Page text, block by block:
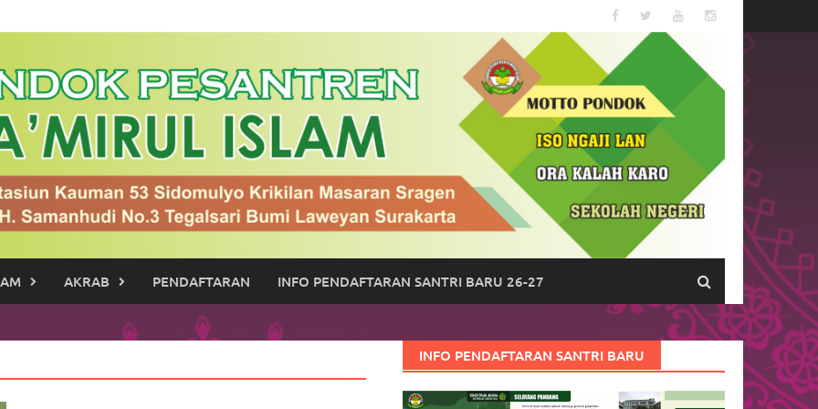
AKRAB PENDAFTARAN INFO PENDAFTARAN SANTRI BARU 26-27
INFO PENDAFTARAN SANTRI BARU